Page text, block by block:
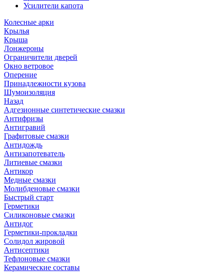
Усилители капота
Колесные арки
Крылья
Крыша
Лонжероны
Ограничители дверей
Окно ветровое
Оперение
Принадлежности кузова
Шумоизоляция
Назад
Адгезионные синтетические смазки
Антифризы
Антигравий
Графитовые смазки
Антидождь
Антизапотеватель
Литиевые смазки
Антикор
Медные смазки
Молибденовые смазки
Быстрый старт
Герметики
Силиконовые смазки
Антидог
Герметики-прокладки
Солидол жировой
Антисептики
Тефлоновые смазки
Керамические составы